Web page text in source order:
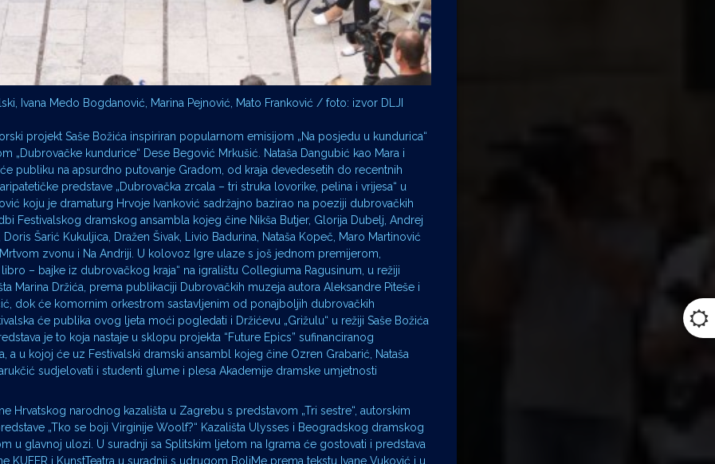
Ivana Medo Bogdanović, Marina Pejnović, Mato Franković / foto: izvor DLJI
projekt Saše Božića inspiriran popularnom emisijom „Na posjedu u kundurica“
„Dubrovačke kundurice“ Dese Begović Mrkušić. Nataša Dangubić kao Mara i
publiku na apsurdno putovanje Gradom, od kraja devedesetih do recentnih
predstave „Dubrovačka zrcala – tri struka lovorike, pelina i vrijesa“ u
koju je dramaturg Hrvoje Ivanković sadržajno bazirao na poeziji dubrovačkih
Festivalskog dramskog ansambla kojeg čine Nikša Butjer, Glorija Dubelj, Andrej
Šarić Kukuljica, Dražen Šivak, Livio Badurina, Nataša Kopeč, Maro Martinović
zvonu i Na Andriji. U kolovoz Igre ulaze s još jednom premijerom,
– bajke iz dubrovačkog kraja“ na igralištu Collegiuma Ragusinum, u režiji
Marina Držića, prema publikaciji Dubrovačkih muzeja autora Aleksandre Piteše i
dok će komornim orkestrom sastavljenim od ponajboljih dubrovačkih
će publika ovog ljeta moći pogledati i Držićevu „Grižulu“ u režiji Saše Božića
je to koja nastaje u sklopu projekta “Future Epics” sufinanciranog
a u kojoj će uz Festivalski dramski ansambl kojeg čine Ozren Grabarić, Nataša
sudjelovati i studenti glume i plesa Akademije dramske umjetnosti
Hrvatskog narodnog kazališta u Zagrebu s predstavom „Tri sestre“, autorskim
„Tko se boji Virginije Woolf?“ Kazališta Ulysses i Beogradskog dramskog
u glavnoj ulozi. U suradnji sa Splitskim ljetom na Igrama će gostovati i predstava
KUFER i KunstTeatra u suradnji s udrugom BoliMe prema tekstu Ivane Vuković i u